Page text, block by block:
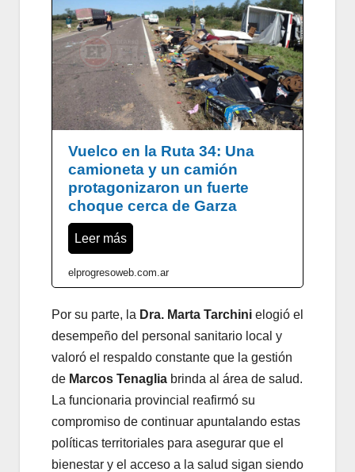
Vuelco en la Ruta 34: Una
camioneta y un camión
protagonizaron un fuerte
choque cerca de Garza
Leer más
elprogresoweb.com.ar
Por su parte, la Dra. Marta Tarchini elogió el
desempeño del personal sanitario local y
valoró el respaldo constante que la gestión
de Marcos Tenaglia brinda al área de salud.
La funcionaria provincial reafirmó su
compromiso de continuar apuntalando estas
políticas territoriales para asegurar que el
bienestar y el acceso a la salud sigan siendo